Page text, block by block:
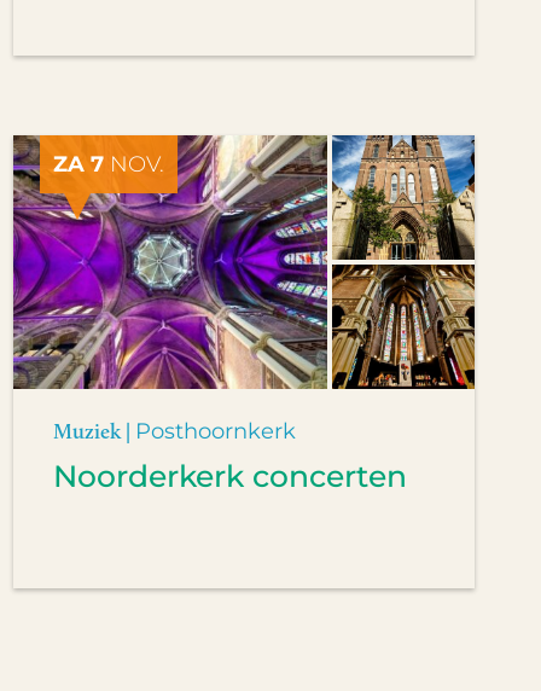
ZA 7NOV.
Muziek | Posthoornkerk
Noorderkerk concerten